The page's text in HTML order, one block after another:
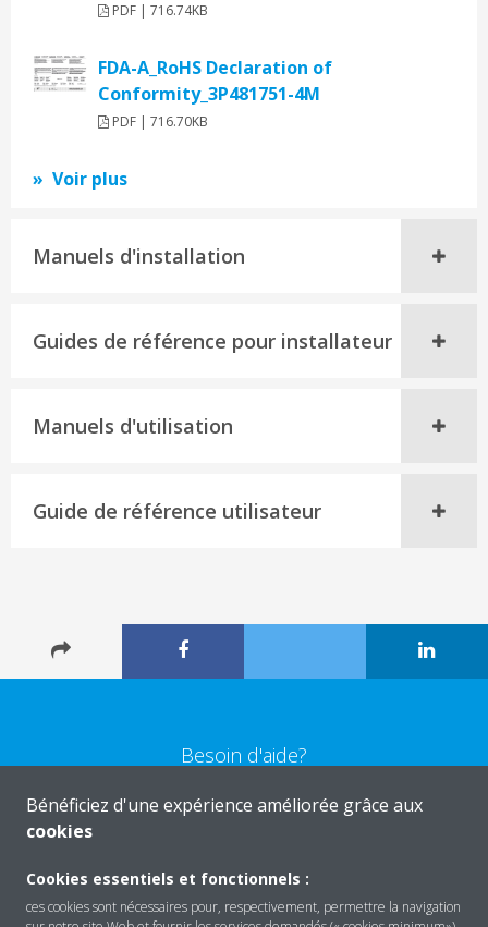
PDF | 716.74KB
FDA-A_RoHS Declaration of
Conformity_3P481751-4M
PDF | 716.70KB
Voir plus
Manuels d'installation
Guides de référence pour installateur
Manuels d'utilisation
Guide de référence utilisateur
Besoin d'aide?
CONTACTEZ-NOUS
Bénéficiez d'une expérience améliorée grâce aux
cookies
Cookies essentiels et fonctionnels :
ces cookies sont nécessaires pour, respectivement, permettre la navigation